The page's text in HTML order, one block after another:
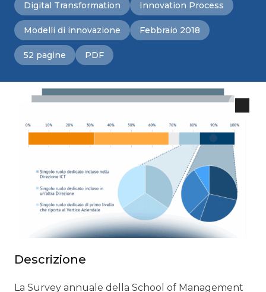
Digital Transformation Innovation Process
Modelli di innovazione Febbraio 2018
52 pagine PDF
Descrizione
La Survey annuale della School of Management